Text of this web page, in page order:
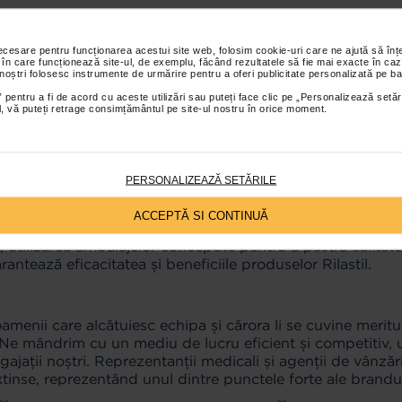
pentru funcționarea acestui site web, folosim cookie-uri care ne ajută să
care funcționează site-ul, de exemplu, făcând rezultatele să fie mai exacte în
folosesc instrumente de urmărire pentru a oferi publicitate personalizată pe
pentru a fi de acord cu aceste utilizări sau puteți face clic pe „Personalizează
puteți retrage consimțământul pe site-ul nostru în orice moment.
PERSONALIZEAZĂ SETĂRILE
ACCEPTĂ SI CONTINUĂ
și este garantată de formulele unice create în
active sunt atent selectate, în conformitate
prin testarea dermatologică și microbiologică
primă fiind testată încă de la primul contact și
utilizarea ambalajelor concepute pentru a păstra
eficacitatea și beneficiile produselor Rilastil.
care alcătuiesc echipa și cărora li se cuvine
mândrim cu un mediu de lucru eficient și competitiv,
noștri. Reprezentanții medicali și agenții de
reprezentând unul dintre punctele forte ale